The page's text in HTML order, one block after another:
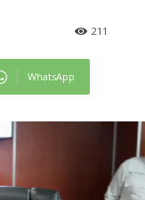
211
WhatsApp